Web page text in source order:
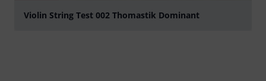
Violin String Test 002 Thomastik Dominant